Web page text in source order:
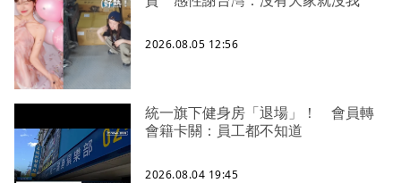
2026.08.05 12:56
統一旗下健身房「退場」！ 會員轉
會籍卡關：員工都不知道
2026.08.04 19:45